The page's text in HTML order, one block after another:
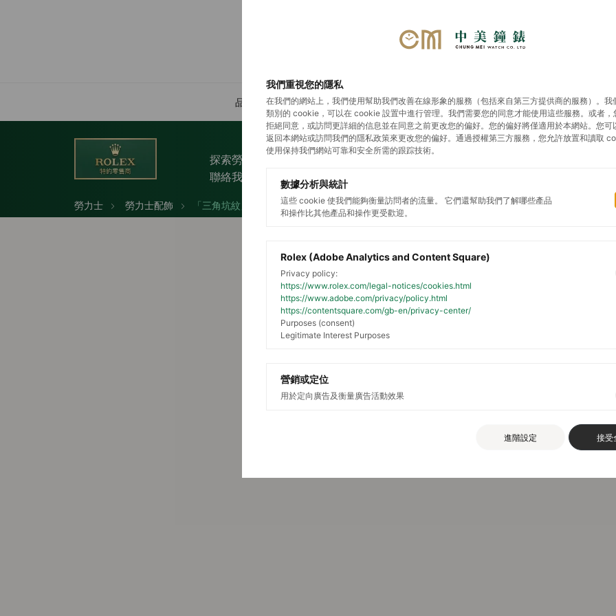
品牌介紹 勞力士 帝舵表 影音專區 展示據點 預約鑑賞
探索勞力士 勞力士腕錶 2026新款腕錶
聯絡我們
勞力士 勞力士配飾 「三角坑紋」袖扣
我們重視您的隱私
在我們的網站上，我們使用幫助我們改善在線形象的服務（包括來自第三方提供商的服務）。我
類別的 cookie，可以在 cookie 設置中進行管理。我們需要您的同意才能使用這些服務。或者，
拒絕同意，或訪問更詳細的信息並在同意之前更改您的偏好。您的偏好將僅適用於本網站。您可
返回本網站或訪問我們的隱私政策來更改您的偏好。通過授權第三方服務，您允許放置和讀取
使用保持我們網站可靠和安全所需的跟踪技術。
數據分析與統計
這些 cookie 使我們能夠衡量訪問者的流量。 它們還幫助我們了解哪些產品
和操作比其他產品和操作更受歡迎。
Rolex (Adobe Analytics and Content Square)
Privacy policy:
https://www.rolex.com/legal-notices/cookies.html
https://www.adobe.com/privacy/policy.html
https://contentsquare.com/gb-en/privacy-center/
Purposes (consent)
Legitimate Interest Purposes
營銷或定位
用於定向廣告及衡量廣告活動效果
進階設定 接受